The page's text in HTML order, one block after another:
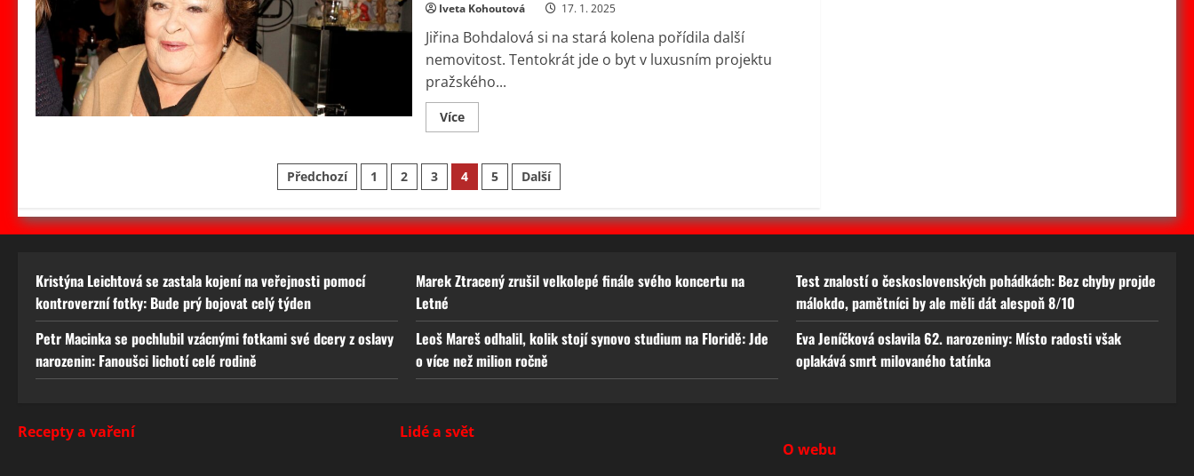
Iveta Kohoutová 17. 1. 2025
Jiřina Bohdalová si na stará kolena pořídila další
nemovitost. Tentokrát jde o byt v luxusním projektu
pražského...
VíceRead
more
Bohdalová
si
pořídila
za
6
milionů.
však
jít
investici
než
nový
domov
Stránkování
příspěvků
Předchozí 1 2 3 4 5 Další
Kristýna Leichtová se zastala kojení na veřejnosti pomocí
kontroverzní fotky: Bude prý bojovat celý týden
Marek Ztracený zrušil velkolepé finále svého koncertu na
Letné
Test znalostí o československých pohádkách: Bez chyby projde
málokdo, pamětníci by ale měli dát alespoň 8/10
Petr Macinka se pochlubil vzácnými fotkami své dcery z oslavy
narozenin: Fanoušci lichotí celé rodině
Leoš Mareš odhalil, kolik stojí synovo studium na Floridě: Jde
o více než milion ročně
Eva Jeníčková oslavila 62. narozeniny: Místo radosti však
oplakává smrt milovaného tatínka
Recepty a vaření
Lidé a svět
O webu